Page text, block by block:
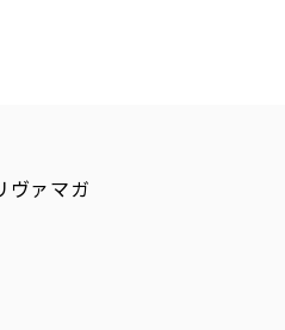
ヴァマガ